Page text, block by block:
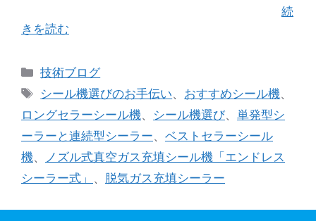
続
きを読む
カ
テ
リ
ー
技術ブログ
タ
グ
シール機選びのお手伝い、 おすすめシール機、
ロングセラーシール機、 シール機選び、 単発型シ
ーラーと連続型シーラー、 ベストセラーシール
機、
ノズル式真空ガス充填シール機「エンドレス
シーラー式」 、 脱気ガス充填シーラー